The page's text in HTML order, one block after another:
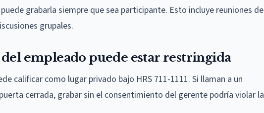
grabarla siempre que sea participante. Esto incluye reuniones de
grupales.
empleado puede estar restringida
calificar como lugar privado bajo HRS 711-1111. Si llaman a un
cerrada, grabar sin el consentimiento del gerente podría violar la